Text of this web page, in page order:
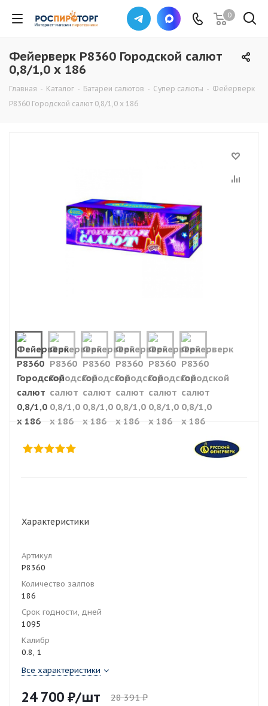
0
Фейерверк Р8360 Городской салют
0,8/1,0 х 186
Главная - Каталог - Батареи салютов - Супер салюты - Фейерверк
Р8360 Городской салют 0,8/1,0 х 186
Характеристики
Артикул
Р8360
Количество залпов
186
Срок годности, дней
1095
Калибр
0.8, 1
Все характеристики
24 700 ₽/шт 28 391₽